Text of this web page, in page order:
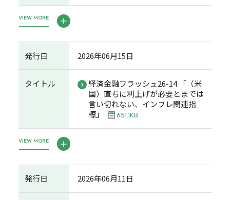
VIEW MORE
発行日 2026年06月15日
タイトル
経済金融フラッシュ26-14 「（米
国）直ちに利上げが必要とまでは
言い切れない、インフレ関連指
標」
651.1KB
VIEW MORE
発行日 2026年06月11日